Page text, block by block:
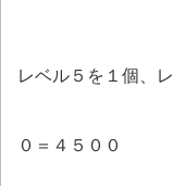
合計＝
レベル５を１個、
土地１８
０＝４５００